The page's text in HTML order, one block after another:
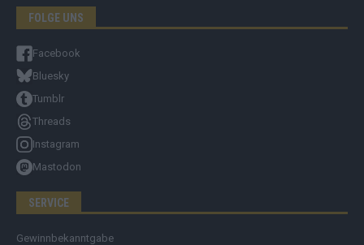
FOLGE UNS
Facebook
Bluesky
Tumblr
Threads
Instagram
Mastodon
SERVICE
Gewinnbekanntgabe